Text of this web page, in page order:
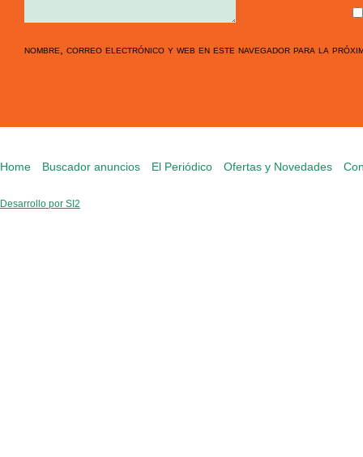
nombre, correo electrónico y web en este navegador para la
Home Buscador anuncios El Periódico Ofertas y Novedades
Desarrollo por SI2